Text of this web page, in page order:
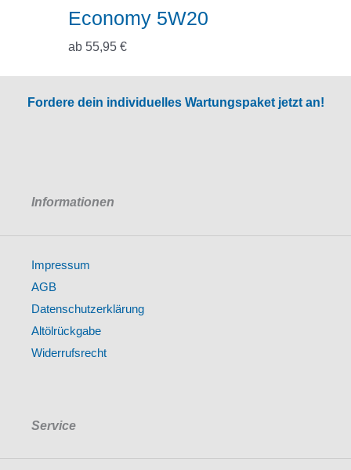
Economy 5W20
ab 55,95 €
Fordere dein individuelles Wartungspaket jetzt an!
Informationen
Impressum
AGB
Datenschutzerklärung
Altölrückgabe
Widerrufsrecht
Service